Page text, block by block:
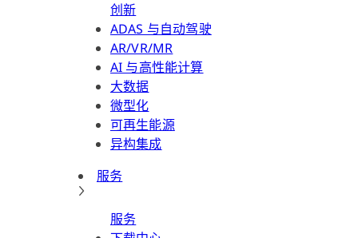
创新
ADAS 与自动驾驶
AR/VR/MR
AI 与高性能计算
大数据
微型化
可再生能源
异构集成
服务
服务